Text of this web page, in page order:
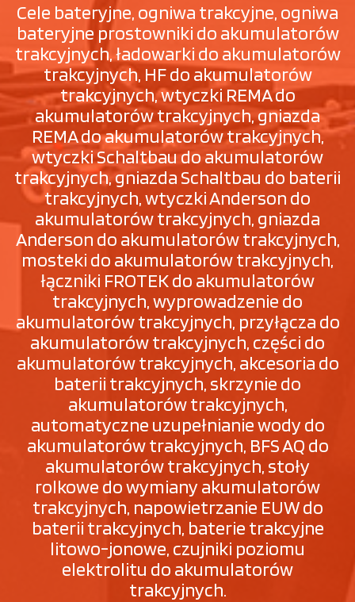
Cele bateryjne, ogniwa trakcyjne, ogniwa
bateryjne prostowniki do akumulatorów
trakcyjnych, ładowarki do akumulatorów
trakcyjnych, HF do akumulatorów
trakcyjnych, wtyczki REMA do
akumulatorów trakcyjnych, gniazda
REMA do akumulatorów trakcyjnych,
wtyczki Schaltbau do akumulatorów
trakcyjnych, gniazda Schaltbau do baterii
trakcyjnych, wtyczki Anderson do
akumulatorów trakcyjnych, gniazda
Anderson do akumulatorów trakcyjnych,
mosteki do akumulatorów trakcyjnych,
łączniki FROTEK do akumulatorów
trakcyjnych, wyprowadzenie do
akumulatorów trakcyjnych, przyłącza do
akumulatorów trakcyjnych, części do
akumulatorów trakcyjnych, akcesoria do
baterii trakcyjnych, skrzynie do
akumulatorów trakcyjnych,
automatyczne uzupełnianie wody do
akumulatorów trakcyjnych, BFS AQ do
akumulatorów trakcyjnych, stoły
rolkowe do wymiany akumulatorów
trakcyjnych, napowietrzanie EUW do
baterii trakcyjnych, baterie trakcyjne
litowo-jonowe, czujniki poziomu
elektrolitu do akumulatorów
trakcyjnych.